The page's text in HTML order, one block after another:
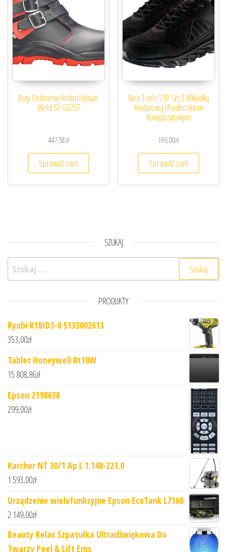
Buty Ochronne Ardon Hobart
Weld S3 G3257
447,58zł
Sprawdź sam
Neo Tools S1P Src Z Wkładką
Kevlarową I Podnoskiem
Kompozytowym
190,00zł
Sprawdź sam
SZUKAJ
Szukaj:
PRODUKTY
Ryobi R18ID3-0 5133002613
353,00zł
Tablet Honeywell Rt10W
15 808,86zł
Epson 2198638
299,00zł
Karcher NT 30/1 Ap L 1.148-221.0
1 593,00zł
Urządzenie wielofunkcyjne Epson EcoTank L7160
2 149,00zł
Beauty Relax Szpatułka Ultradźwiękowa Do
Twarzy Peel & Lift Ems